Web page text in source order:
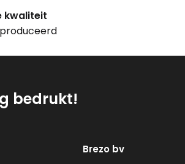
kwaliteit
bedrukt!
Brezo bv